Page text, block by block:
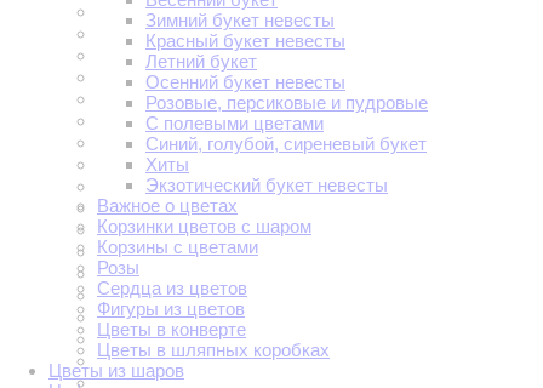
Зимний букет невесты
Красный букет невесты
Летний букет
Осенний букет невесты
Розовые, персиковые и пудровые
С полевыми цветами
Синий, голубой, сиреневый букет
Хиты
Экзотический букет невесты
Важное о цветах
Корзинки цветов с шаром
Корзины с цветами
Розы
Сердца из цветов
Фигуры из цветов
Цветы в конверте
Цветы в шляпных коробках
Цветы из шаров